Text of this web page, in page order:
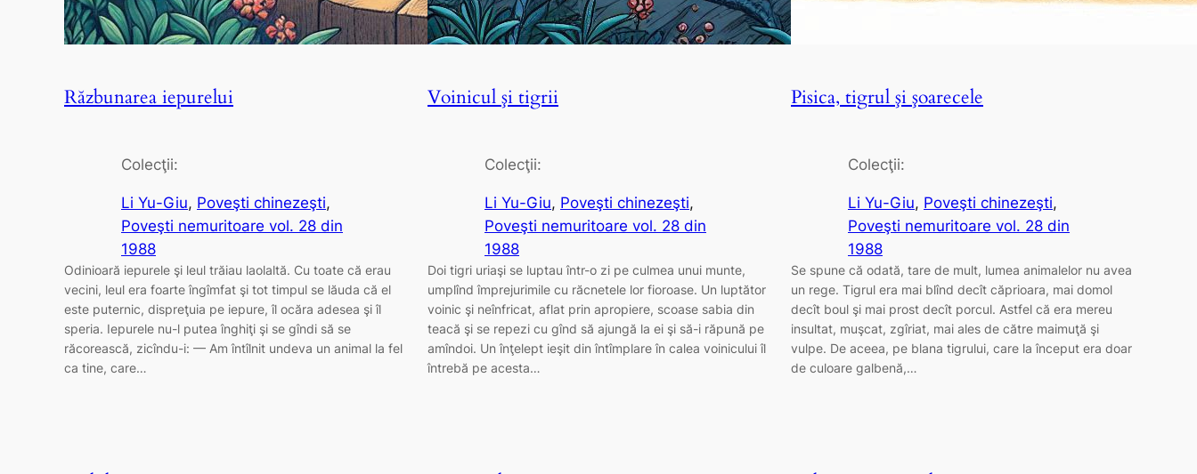
Răzbunarea iepurelui
Colecţii:
Li Yu-Giu, Poveşti chinezeşti
Poveşti nemuritoare vol. 28 din
1988
Odinioară iepurele şi leul trăiau laolaltă. Cu toate că erau
vecini, leul era foarte îngîmfat şi tot timpul se lăuda că el
este puternic, dispreţuia pe iepure, îl ocăra adesea şi îl
speria. Iepurele nu-l putea înghiţi şi se gîndi să se
răcorească, zicîndu-i: — Am întîlnit undeva un animal la fel
ca tine, care…
Voinicul şi tigrii
Colecţii:
Li Yu-Giu, Poveşti chinezeşti
Poveşti nemuritoare vol. 28 din
1988
Doi tigri uriaşi se luptau într-o zi pe culmea unui munte,
umplînd împrejurimile cu răcnetele lor fioroase. Un luptător
voinic şi neînfricat, aflat prin apropiere, scoase sabia din
teacă şi se repezi cu gînd să ajungă la ei şi să-i răpună pe
amîndoi. Un înţelept ieşit din întîmplare în calea voinicului îl
întrebă pe acesta…
Pisica, tigrul şi şoarecele
Colecţii:
Li Yu-Giu, Poveşti chinezeşti
Poveşti nemuritoare vol. 28 din
1988
Se spune că odată, tare de mult, lumea animalelor nu avea
un rege. Tigrul era mai blînd decît căprioara, mai domol
decît boul şi mai prost decît porcul. Astfel că era mereu
insultat, muşcat, zgîriat, mai ales de către maimuţă şi
vulpe. De aceea, pe blana tigrului, care la început era doar
de culoare galbenă,…